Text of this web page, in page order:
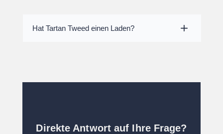
Hat Tartan Tweed einen Laden?
Direkte Antwort auf Ihre Frage?